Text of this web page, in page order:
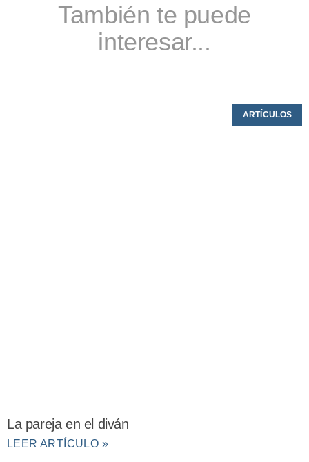
También te puede
interesar...
ARTÍCULOS
La pareja en el diván
LEER ARTÍCULO »